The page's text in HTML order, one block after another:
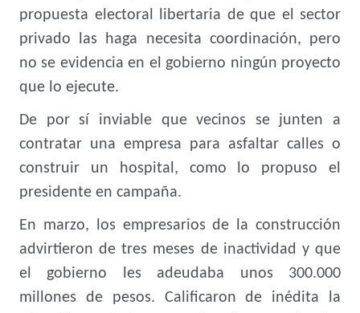
propuesta electoral libertaria de que el sector
privado las haga necesita coordinación, pero
no se evidencia en el gobierno ningún proyecto
que lo ejecute.
De por sí inviable que vecinos se junten a
contratar una empresa para asfaltar calles o
construir un hospital, como lo propuso el
presidente en campaña.
En marzo, los empresarios de la construcción
advirtieron de tres meses de inactividad y que
el gobierno les adeudaba unos 300.000
millones de pesos. Calificaron de inédita la